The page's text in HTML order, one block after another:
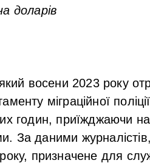
доларів
восени 2023 року
міграційної
годин, приїжджаючи
За даними
призначене для